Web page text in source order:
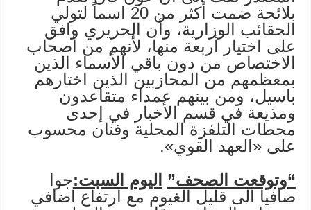
بلائحة ضمت أكثر من 20 اسماً لتولي
الحقائب الوزارية، وأن الحريري وافق
على اختيار أربعة منها، لأنهم من أصحاب
الاختصاص من دون باقي الأسماء الذين
بمعظمهم من المحازبين الذين اختارهم
باسيل، ومن بينهم عمداء متقاعدون
ومذيعة في قسم الأخبار في إحدى
محطات التلفزة المحلية وفنان محسوب
على «العهد القوي».
“وتوقعت الصحف” اليوم السبت:جوا
صافيا الى قليل الغيوم مع ارتفاع اضافي